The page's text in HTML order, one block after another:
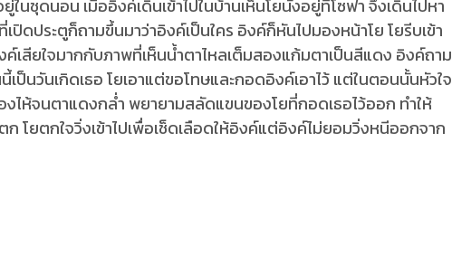
ชุดนอน เมื่ออิงค์เดินเข้าไปในบ้านเห็นโยนั่งอยู่ที่โซฟา จึงเดินไปหา
ดประตูก็ถามขึ้นมาว่าอิงค์เป็นใคร อิงค์ก็หันไปมองหน้าโย โยรีบเข้า
เสียใจมากกับภาพที่เห็นน้ำตาไหลเต็มสองแก้มตาเป็นสีแดง อิงค์ถาม
ป็นวันเกิดเธอ โยเอาแต่ขอโทษและกอดอิงค์เอาไว้ แต่ในตอนนั้นหัวใจ
ไห้จนตาแดงกล่ำ พยายามสลัดแขนของโยที่กอดเธอไว้ออก ทำให้
โยตกใจวิ่งเข้าไปเพื่อเช็ดเลือดให้อิงค์แต่อิงค์ไม่ยอมวิ่งหนีออกจาก